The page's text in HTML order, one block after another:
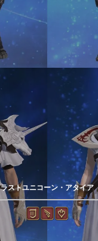
ラストユニコーン・アタイア